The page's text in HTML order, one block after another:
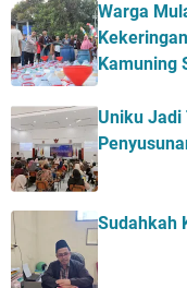
Warga
Kamuning
Uniku Jadi
Sudahkah